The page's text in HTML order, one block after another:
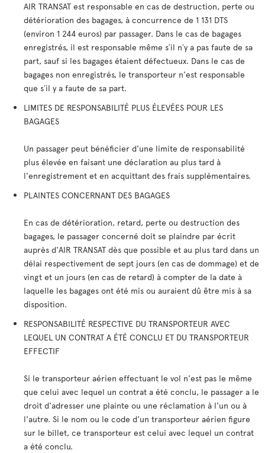
AIR TRANSAT est responsable en cas de destruction, perte ou
détérioration des bagages, à concurrence de 1 131 DTS
(environ 1 244 euros) par passager. Dans le cas de bagages
enregistrés, il est responsable même s´il n´y a pas faute de sa
part, sauf si les bagages étaient défectueux. Dans le cas de
bagages non enregistrés, le transporteur n'est responsable
que s´il y a faute de sa part.
LIMITES DE RESPONSABILITÉ PLUS ÉLEVÉES POUR LES
BAGAGES
Un passager peut bénéficier d'une limite de responsabilité
plus élevée en faisant une déclaration au plus tard à
l'enregistrement et en acquittant des frais supplémentaires.
PLAINTES CONCERNANT DES BAGAGES
En cas de détérioration, retard, perte ou destruction des
bagages, le passager concerné doit se plaindre par écrit
auprès d'AIR TRANSAT dès que possible et au plus tard dans un
délai respectivement de sept jours (en cas de dommage) et de
vingt et un jours (en cas de retard) à compter de la date à
laquelle les bagages ont été mis ou auraient dû être mis à sa
disposition.
RESPONSABILITÉ RESPECTIVE DU TRANSPORTEUR AVEC
LEQUEL UN CONTRAT A ÉTÉ CONCLU ET DU TRANSPORTEUR
EFFECTIF
Si le transporteur aérien effectuant le vol n'est pas le même
que celui avec lequel un contrat a été conclu, le passager a le
droit d'adresser une plainte ou une réclamation à l'un ou à
l'autre. Si le nom ou le code d'un transporteur aérien figure
sur le billet, ce transporteur est celui avec lequel un contrat
a été conclu.